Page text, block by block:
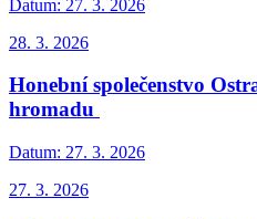
Datum: 27. 3. 2026
28. 3. 2026
Honební společenstvo
hromadu
Datum: 27. 3. 2026
27. 3. 2026